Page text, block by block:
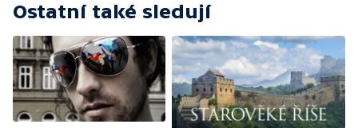
Ostatní také sledují